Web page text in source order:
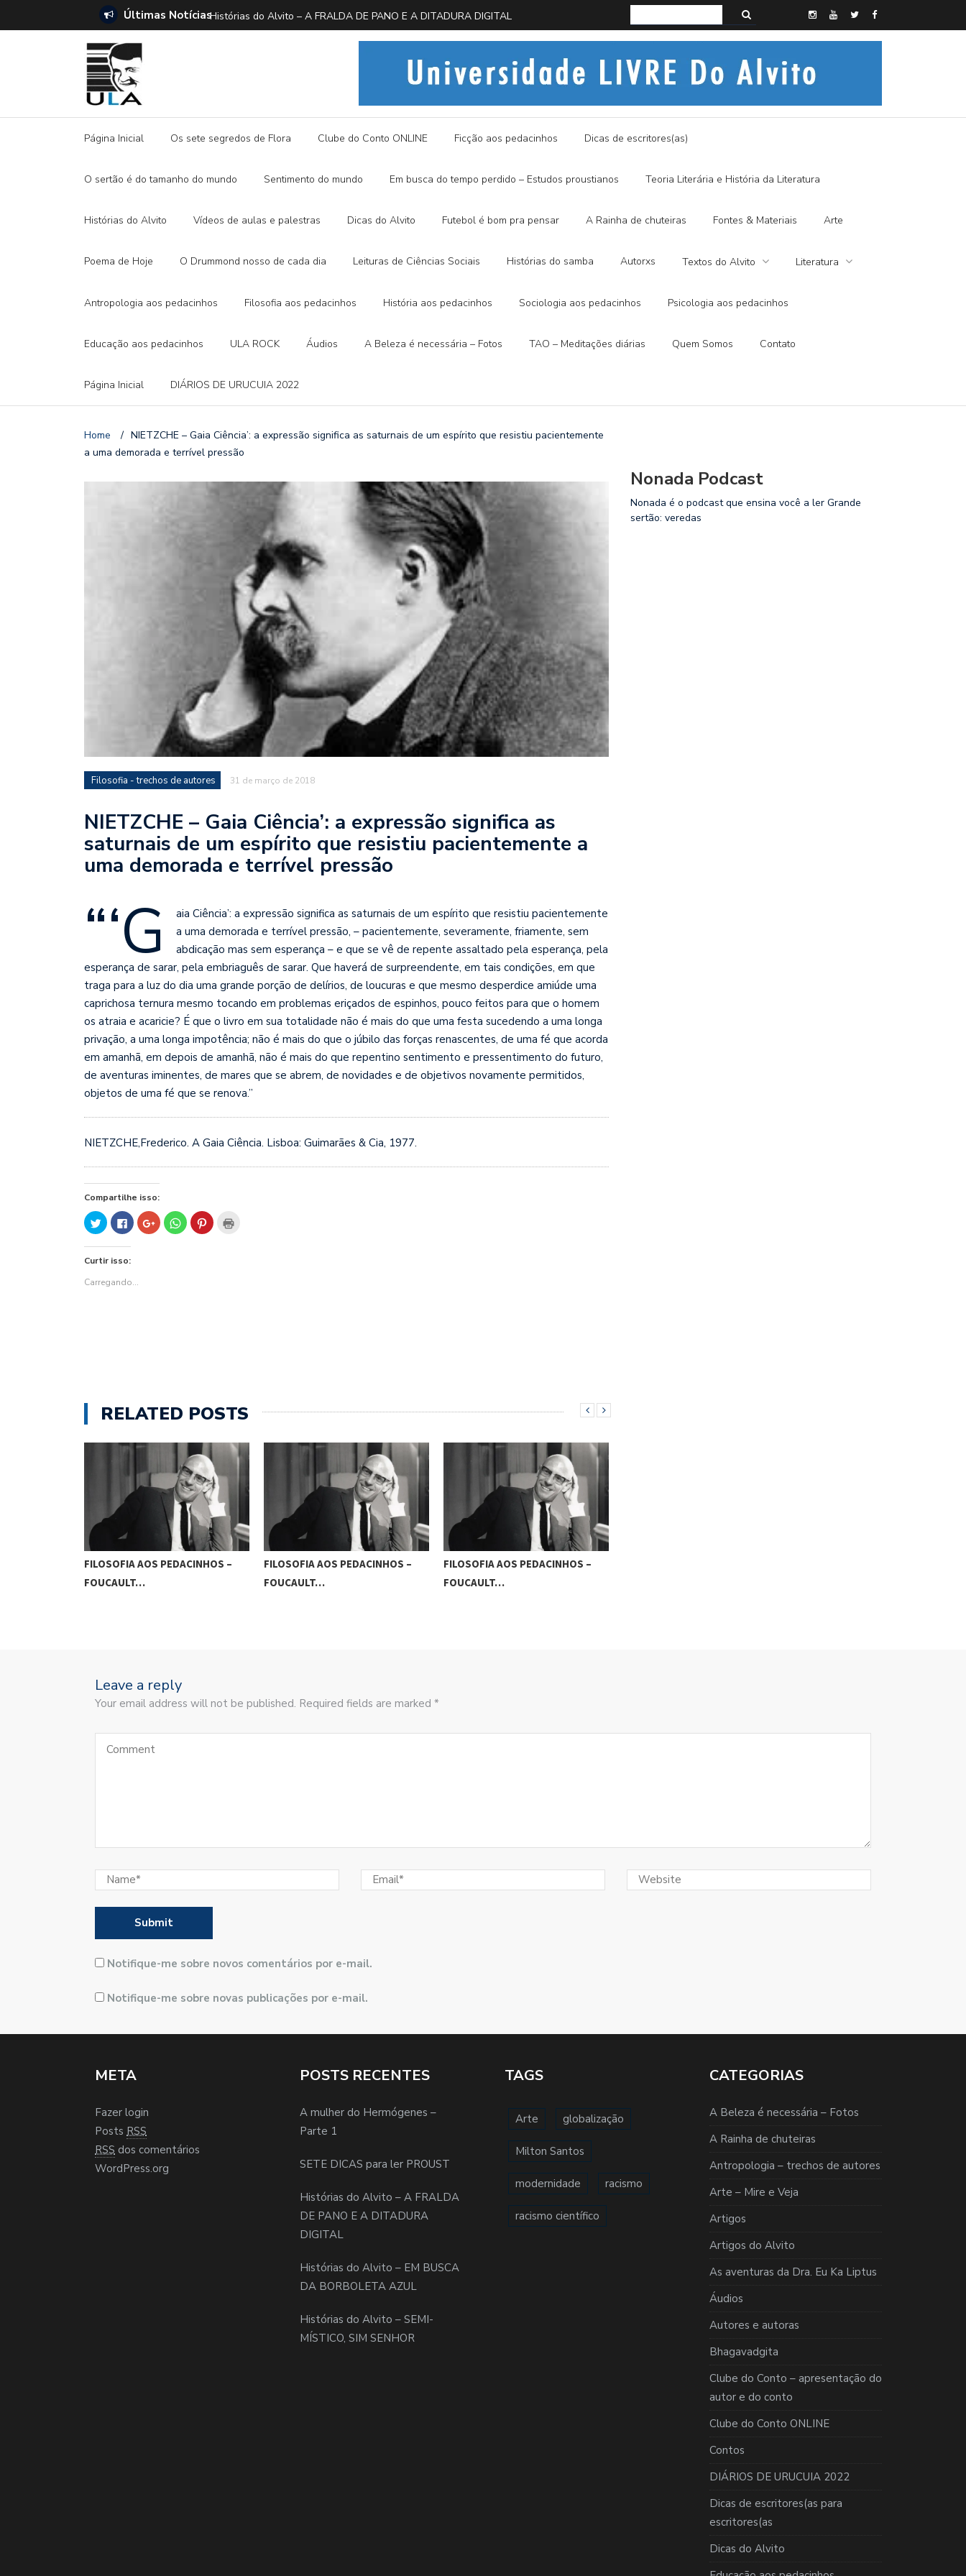
Últimas Notícias
E A DITADURA DIGITAL Histórias do Alvito – EM BUSCA DA BORBOLETA AZUL Histórias do Alvito – SEMI-MÍSTICO, SIM SENHOR
Página Inicial Os sete segredos de Flora Clube do Conto ONLINE Ficção aos pedacinhos Dicas de escritores(as)
O sertão é do tamanho do mundo Sentimento do mundo Em busca do tempo perdido – Estudos proustianos Teoria Literária e História da Literatura
Histórias do Alvito Vídeos de aulas e palestras Dicas do Alvito Futebol é bom pra pensar A Rainha de chuteiras Fontes & Materiais Arte
Poema de Hoje O Drummond nosso de cada dia Leituras de Ciências Sociais Histórias do samba Autorxs Textos do Alvito Literatura
Antropologia aos pedacinhos Filosofia aos pedacinhos História aos pedacinhos Sociologia aos pedacinhos Psicologia aos pedacinhos
Educação aos pedacinhos ULA ROCK Áudios A Beleza é necessária – Fotos TAO – Meditações diárias Quem Somos Contato
Página Inicial DIÁRIOS DE URUCUIA 2022
Home / NIETZCHE – Gaia Ciência’: a expressão significa as saturnais de um espírito que resistiu pacientemente
a uma demorada e terrível pressão
Filosofia - trechos de autores 31 de março de 2018
NIETZCHE – Gaia Ciência’: a expressão significa as
saturnais de um espírito que resistiu pacientemente a
uma demorada e terrível pressão
“‘G
aia Ciência’: a expressão significa as saturnais de um espírito que resistiu pacientemente
a uma demorada e terrível pressão, – pacientemente, severamente, friamente, sem
abdicação mas sem esperança – e que se vê de repente assaltado pela esperança, pela
esperança de sarar, pela embriaguês de sarar. Que haverá de surpreendente, em tais condições, em que
traga para a luz do dia uma grande porção de delírios, de loucuras e que mesmo desperdice amiúde uma
caprichosa ternura mesmo tocando em problemas eriçados de espinhos, pouco feitos para que o homem
os atraia e acaricie? É que o livro em sua totalidade não é mais do que uma festa sucedendo a uma longa
privação, a uma longa impotência; não é mais do que o júbilo das forças renascentes, de uma fé que acorda
em amanhã, em depois de amanhã, não é mais do que repentino sentimento e pressentimento do futuro,
de aventuras iminentes, de mares que se abrem, de novidades e de objetivos novamente permitidos,
objetos de uma fé que se renova.”
NIETZCHE,Frederico. A Gaia Ciência. Lisboa: Guimarães & Cia, 1977.
Compartilhe isso:
Clique
para
compartilhar
no
Twitter(abre
em
janela)
Clique
para
compartilhar
no
em
janela)
Compartilhe
no
Google+
Clique
para
compartilhar
Clique
para
Curtir isso:
Carregando...
RELATED POSTS
FILOSOFIA AOS PEDACINHOS –
FOUCAULT…
FILOSOFIA AOS PEDACINHOS –
FOUCAULT…
FILOSOFIA AOS PEDACINHOS –
FOUCAULT…
Nonada Podcast
Nonada é o podcast que ensina você a ler Grande
sertão: veredas
Leave a reply
Your email address will not be published. Required fields are marked *
Notifique-me sobre novos comentários por e-mail.
Notifique-me sobre novas publicações por e-mail.
META
Fazer login
Posts RSS
RSS dos comentários
WordPress.org
POSTS RECENTES
A mulher do Hermógenes –
Parte 1
SETE DICAS para ler PROUST
Histórias do Alvito – A FRALDA
DE PANO E A DITADURA
DIGITAL
Histórias do Alvito – EM BUSCA
DA BORBOLETA AZUL
Histórias do Alvito – SEMI-
MÍSTICO, SIM SENHOR
TAGS
Arte globalização
Milton Santos
modernidade racismo
racismo científico
CATEGORIAS
A Beleza é necessária – Fotos
A Rainha de chuteiras
Antropologia – trechos de autores
Arte – Mire e Veja
Artigos
Artigos do Alvito
As aventuras da Dra. Eu Ka Liptus
Áudios
Autores e autoras
Bhagavadgita
Clube do Conto – apresentação do
autor e do conto
Clube do Conto ONLINE
Contos
DIÁRIOS DE URUCUIA 2022
Dicas de escritores(as para
escritores(as
Dicas do Alvito